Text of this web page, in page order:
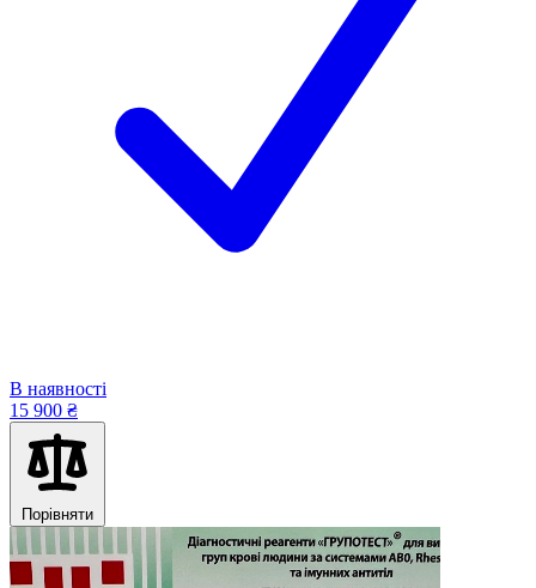
В наявності
15 900 ₴
Порівняти